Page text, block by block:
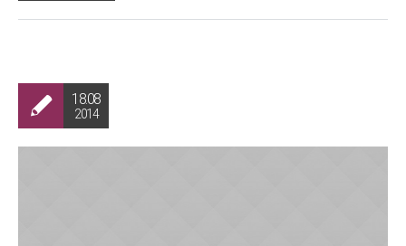
18.08
2014